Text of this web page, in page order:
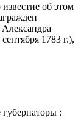
об этом
1783 г.),
: